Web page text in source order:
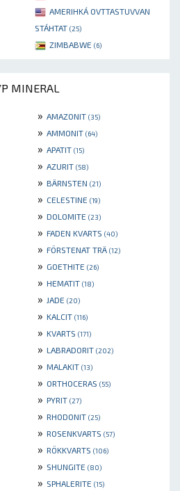
AMERIHKÁ OVTTASTUVVAN
STÁHTAT (25)
ZIMBABWE (6)
MINERAL
» AMAZONIT (35)
» AMMONIT (64)
» APATIT (15)
» AZURIT (58)
» BÄRNSTEN (21)
» CELESTINE (19)
» DOLOMITE (23)
» FADEN KVARTS (40)
» FÖRSTENAT TRÄ (12)
» GOETHITE (26)
» HEMATIT (18)
» JADE (20)
» KALCIT (116)
» KVARTS (171)
» LABRADORIT (202)
» MALAKIT (13)
» ORTHOCERAS (55)
» PYRIT (27)
» RHODONIT (25)
» ROSENKVARTS (57)
» RÖKKVARTS (106)
» SHUNGITE (80)
» SPHALERITE (15)